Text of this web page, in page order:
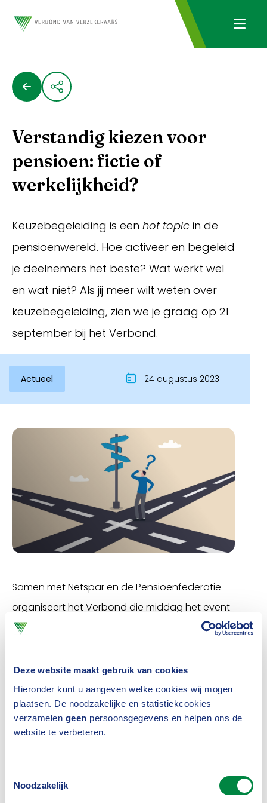
Deze website maakt gebruik van cookies
Hieronder kunt u aangeven welke cookies wij mogen
plaatsen. De noodzakelijke en statistiekcookies
verzamelen geen persoonsgegevens en helpen ons de
website te verbeteren.
Noodzakelijk
Inloggen
Verstandig kiezen voor
pensioen: fictie of
werkelijkheid?
Keuzebegeleiding is een hot topic in de
pensioenwereld. Hoe activeer en begeleid
je deelnemers het beste? Wat werkt wel
en wat niet? Als jij meer wilt weten over
keuzebegeleiding, zien we je graag op 21
september bij het Verbond.
Actueel 24 augustus 2023
Samen met Netspar en de Pensioenfederatie
organiseert het Verbond die middag het event
Verstandig kiezen, fictie of werkelijkheid?
Gedragswetenschapper Job Krijnen (AFM) vertelt
hoe je drempels kunt wegnemen. Hij weet wat wel
en wat niet werkt.
Online tool of persoonlijk
workshops volgen. Onder meer over de invulling van